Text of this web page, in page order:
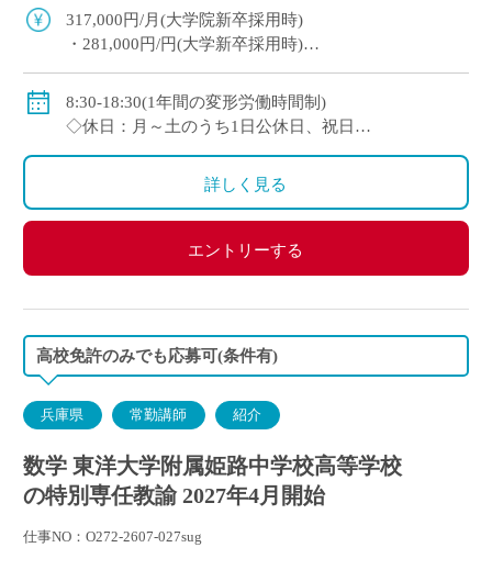
活的な自立を全面的にバックアップ ・ […]
317,000円/月(大学院新卒採用時)
・281,000円/円(大学新卒採用時)
◇手当：各種有
・通勤手当：上限50,000円)
・住居手当：賃貸の場合は上限27,000円)
・その他、扶養等の諸手当が条件に応じて支給あり
◇保険：私学共済、雇用保険など
8:30-18:30(1年間の変形労働時間制)
◇休日：月～土のうち1日公休日、祝日
詳しく見る
エントリーする
高校免許のみでも応募可(条件有)
兵庫県 常勤講師 紹介
数学 東洋大学附属姫路中学校高等学校
の特別専任教諭 2027年4月開始
仕事NO：O272-2607-027sug